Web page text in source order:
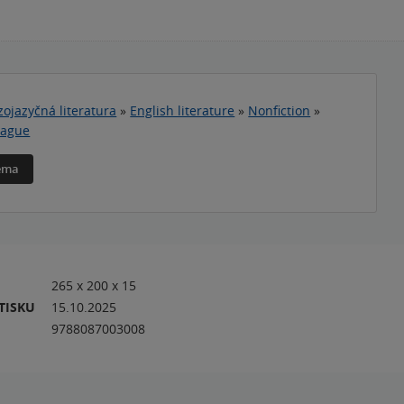
literatura » English literature » Nonfiction »
265 x 200 x 15
15.10.2025
9788087003008